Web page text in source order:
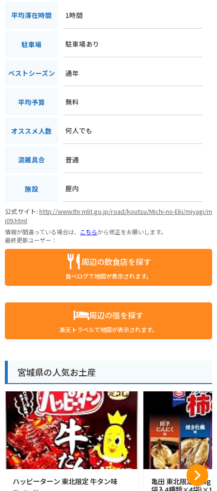
平均滞在時間 1時間
駐車場 駐車場あり
ベストシーズン 通年
平均予算 無料
オススメ人数 何人でも
混雑具合 普通
施設 屋内
公式サイト:http://www.thr.mlit.go.jp/road/koutsu/Michi-no-Eki/miyagi/m
i09.html
情報が間違っている場合は、 こちらから修正をお願いします。
最終更新ユーザー：
周辺の飲食店を探す
食べログで地図が表示されます。
周辺の宿を探す
楽天トラベルで地図が表示されます。
宮城県の人気お土産
ハッピーターン 東北限定 牛タン味
亀田 東北限定 176g